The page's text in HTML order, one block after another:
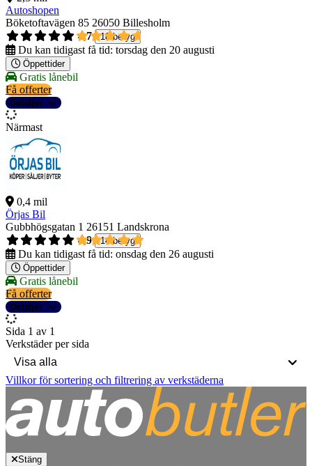
Autoshopen
Böketoftavägen 85 26050 Billesholm
4,7
18 betyg
Du kan tidigast få tid: torsdag den 20 augusti
Öppettider
Gratis lånebil
Få offerter
Detaljer
Närmast
0,4 mil
Örjas Bil
Gubbhögsgatan 1 26151 Landskrona
4,9
14 betyg
Du kan tidigast få tid: onsdag den 26 augusti
Öppettider
Gratis lånebil
Få offerter
Detaljer
Sida 1 av 1
Verkstäder per sida
Villkor för sortering och filtrering av verkstäderna
Stäng